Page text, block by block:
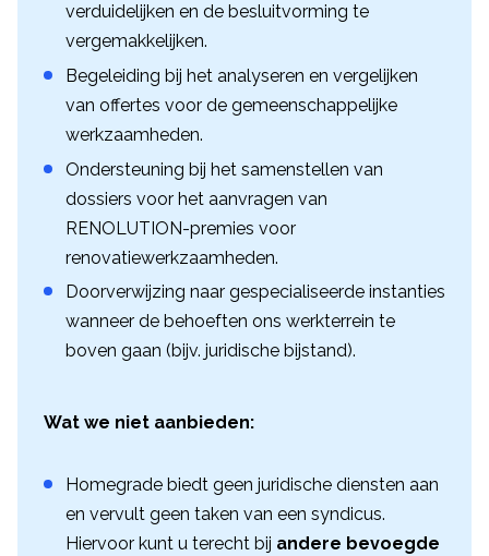
verduidelijken en de besluitvorming te
vergemakkelijken.
Begeleiding bij het analyseren en vergelijken
van offertes voor de gemeenschappelijke
werkzaamheden.
Ondersteuning bij het samenstellen van
dossiers voor het aanvragen van
RENOLUTION-premies voor
renovatiewerkzaamheden.
Doorverwijzing naar gespecialiseerde instanties
wanneer de behoeften ons werkterrein te
boven gaan (bijv. juridische bijstand).
Wat we niet aanbieden:
Homegrade biedt geen juridische diensten aan
en vervult geen taken van een syndicus.
Hiervoor kunt u terecht bij andere bevoegde